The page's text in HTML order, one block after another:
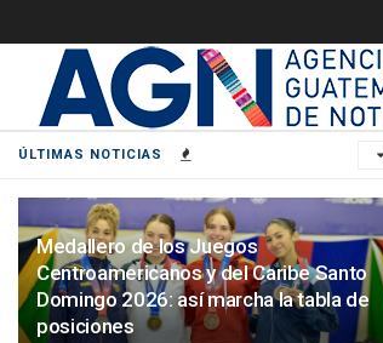
ÚLTIMAS NOTICIAS
Medallero de los Juegos
Centroamericanos y del Caribe Santo
Domingo 2026: así marcha la tabla de
posiciones